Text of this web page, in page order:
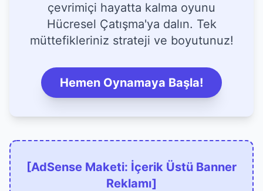
çevrimiçi hayatta kalma oyunu
Hücresel Çatışma'ya dalın. Tek
müttefikleriniz strateji ve boyutunuz!
Hemen Oynamaya Başla!
[AdSense Maketi: İçerik Üstü Banner
Reklamı]